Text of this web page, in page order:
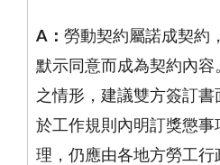
A ： 勞動契約屬諾成契約
默示同意而成為契約內
之情形，建議雙方簽訂
於工作規則內明訂獎懲
理，仍應由各地方勞工行